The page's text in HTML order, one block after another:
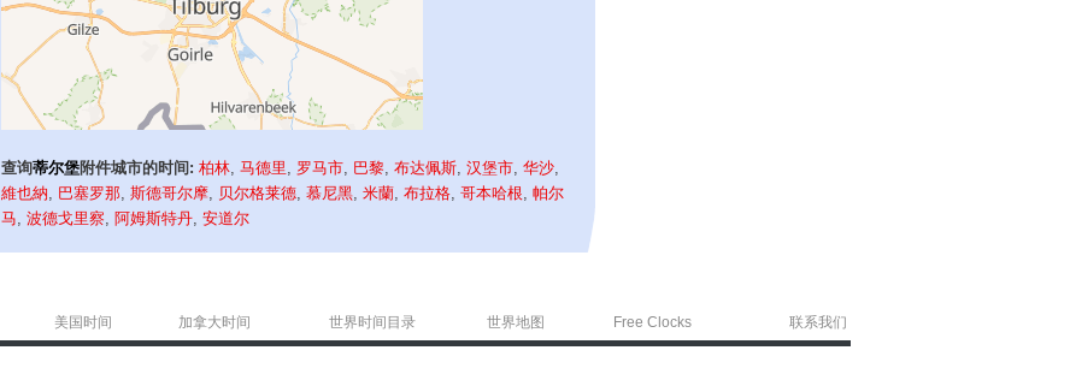
查询蒂尔堡附件城市的时间: 柏林,马德里, 罗马市, 巴黎,布达佩斯,汉堡市,华沙,
維也納, 巴塞罗那,斯德哥尔摩, 贝尔格莱德,慕尼黑,米蘭,布拉格,哥本哈根,帕尔
马,波德戈里察, 阿姆斯特丹,安道尔
美国时间 加拿大时间 世界时间目录 世界地图 Free Clocks 联系我们